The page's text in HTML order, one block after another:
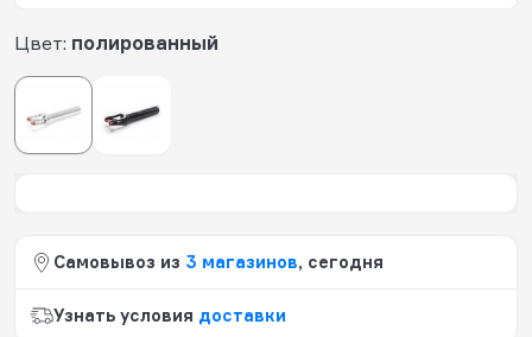
Цвет: полированный
Самовывоз из 3 магазинов, сегодня
Узнать условия доставки